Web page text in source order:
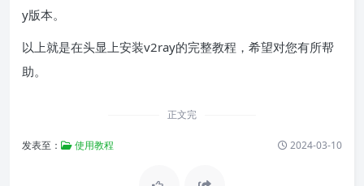
y版本。
以上就是在头显上安装v2ray的完整教程，希望对您有所帮
助。
正文完
发表至： 使用教程 2024-03-10